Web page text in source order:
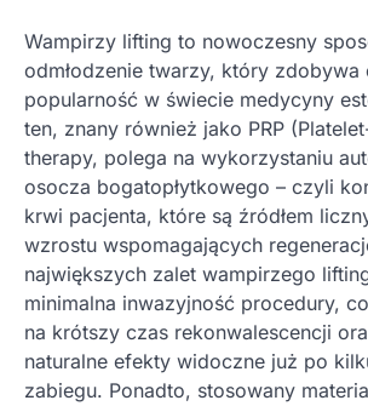
Wampirzy lifting to nowoczesny
odmłodzenie twarzy, który zdobywa
popularność w świecie medycyny
ten, znany również jako PRP
therapy, polega na wykorzystaniu
osocza bogatopłytkowego – czyli
krwi pacjenta, które są źródłem
wzrostu wspomagających
największych zalet wampirzego
minimalna inwazyjność procedury,
na krótszy czas rekonwalescencji
naturalne efekty widoczne już po
zabiegu. Ponadto, stosowany